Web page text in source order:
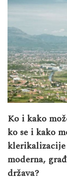
Ko i kako
ko se i kako
klerikalizacije
moderna,
država?